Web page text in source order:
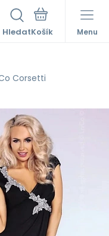
Hledat Menu
Corsetti